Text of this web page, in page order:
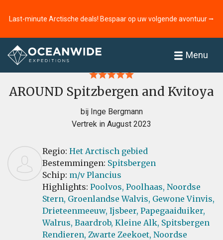
Last-minute Arctische deals! Bespaar op uw volgende avontuur ⭢
Menu
Home
AROUND Spitzbergen and Kvitoya
bij Inge Bergmann
Vertrek in August 2023
Regio: Het Arctisch gebied
Bestemmingen: Spitsbergen
Schip: m/v Plancius
Highlights: Poolvos, Poolhaas, Noordse
Stern, Groenlandse Walvis, Gewone Vinvis,
Drieteenmeeuw, Ijsbeer, Papegaaiduiker,
Walrus, Baardrob, Kleine Alk, Spitsbergen
Rendieren, Zwarte Zeekoet, Noordse